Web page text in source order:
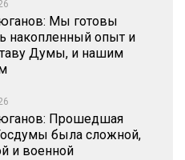
Мы готовы
накопленный опыт и
Думы, и нашим
Прошедшая
была сложной,
и военной